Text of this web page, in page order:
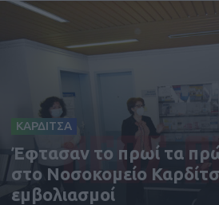
ΚΑΡΔΙΤΣΑ
Έφτασαν το πρωί τα
στο Νοσοκομείο
εμβολιασμοί